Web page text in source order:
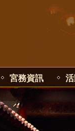
宮務資訊